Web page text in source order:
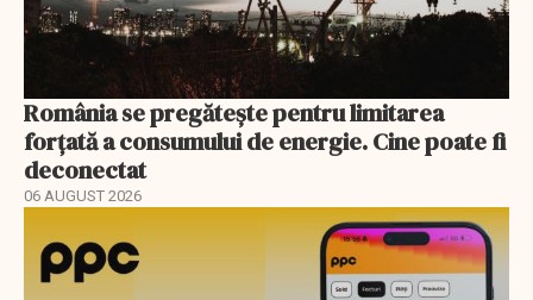
România se pregătește pentru limitarea
forțată a consumului de energie. Cine poate fi
deconectat
06 AUGUST 2026